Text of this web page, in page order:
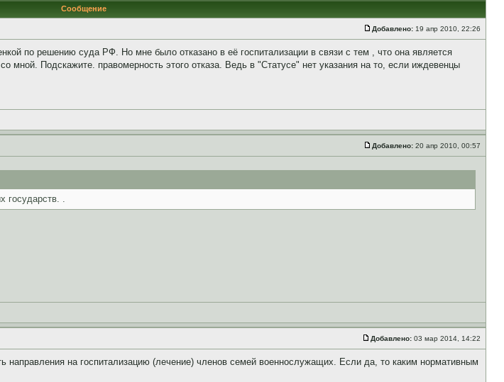
Сообщение
Добавлено: 19 апр 2010, 22:26
по решению суда РФ. Но мне было отказано в её госпитализации в связи с тем , что она является
мной. Подскажите. правомерность этого отказа. Ведь в "Статусе" нет указания на то, если иждевенцы
Добавлено: 20 апр 2010, 00:57
государств. .
Добавлено: 03 мар 2014, 14:22
направления на госпитализацию (лечение) членов семей военнослужащих. Если да, то каким нормативным